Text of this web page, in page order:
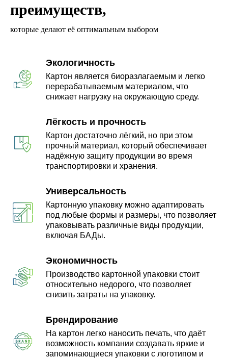
преимуществ,
которые делают её оптимальным выбором
Экологичность
Картон является биоразлагаемым и легко
перерабатываемым материалом, что
снижает нагрузку на окружающую среду.
Лёгкость и прочность
Картон достаточно лёгкий, но при этом
прочный материал, который обеспечивает
надёжную защиту продукции во время
транспортировки и хранения.
Универсальность
Картонную упаковку можно адаптировать
под любые формы и размеры, что позволяет
упаковывать различные виды продукции,
включая БАДы.
Экономичность
Производство картонной упаковки стоит
относительно недорого, что позволяет
снизить затраты на упаковку.
Брендирование
На картон легко наносить печать, что даёт
возможность компании создавать яркие и
запоминающиеся упаковки с логотипом и